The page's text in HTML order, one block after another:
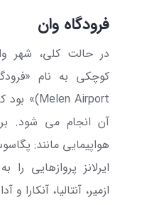
فرودگاه وان
در حالت کلی، شهر
کوچکی به نام
Melen Airport)» بود
آن انجام می شود.
هواپیمایی مانند:
ایرلانز پروازهایی
ازمیر، آنتالیا، آنکارا